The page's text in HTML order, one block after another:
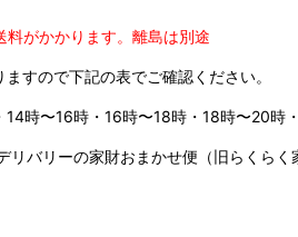
がかかります。 離島は別途
すので下記の表でご確認ください。
14時〜16時・16時〜18時・18時〜20時
バリーの家財おまかせ便（旧らくら